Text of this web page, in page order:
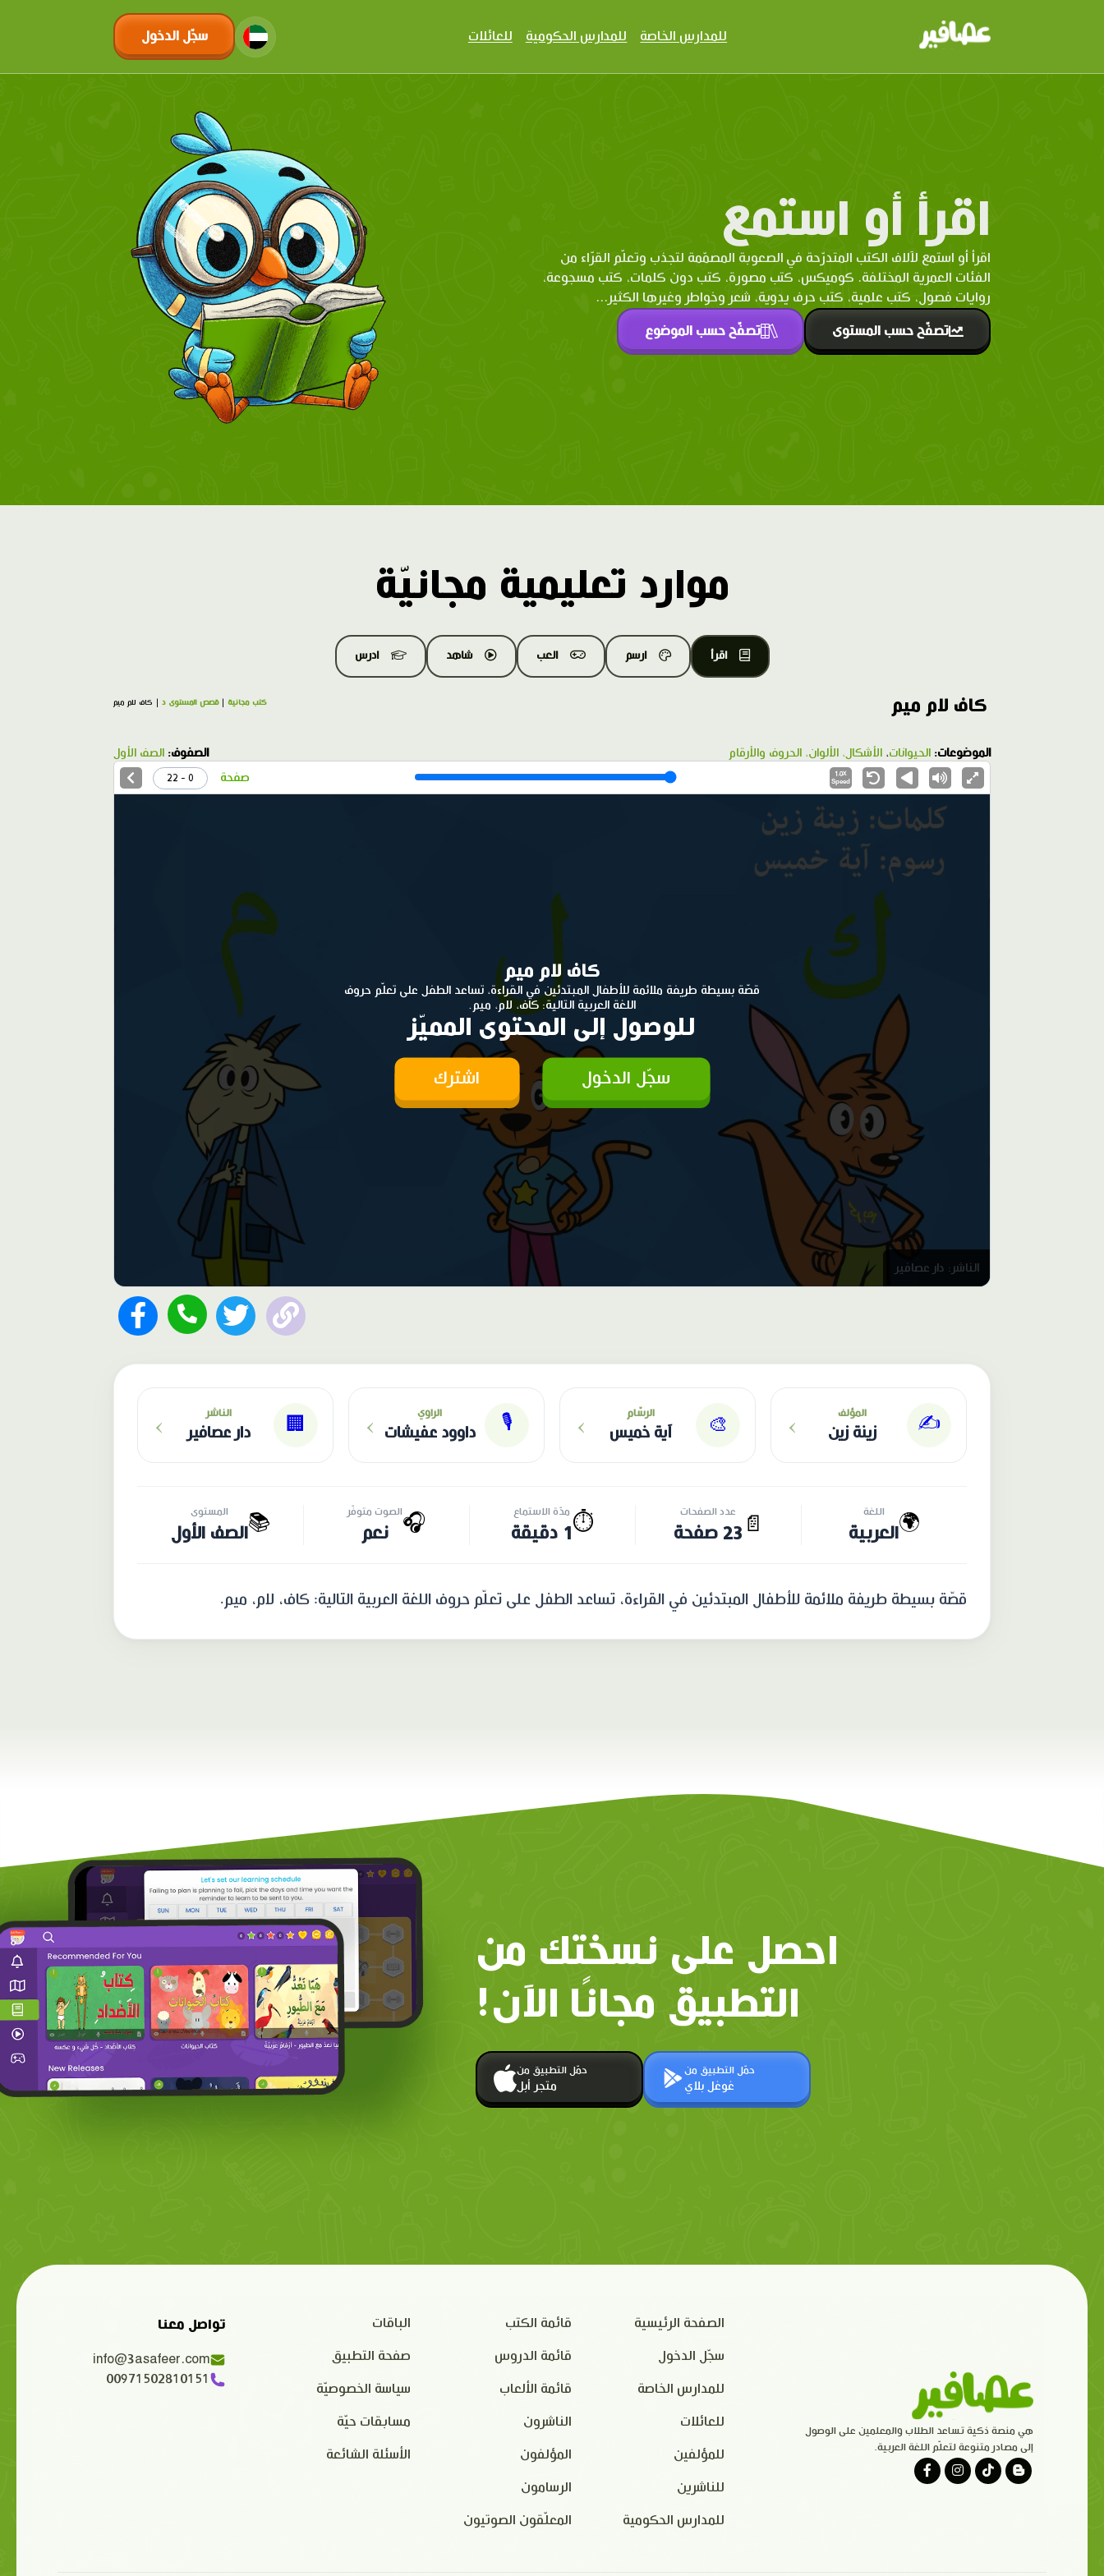
للمدارس الخاصة للمدارس الحكومية للعائلات سجّل الدخول
اقرأ أو استمع
اقرأ أو استمع لآلاف الكتب المتدرّحة في الصعوبة المصمّمة لتجذب وتعلّم القرّاء من
الفئات العمرية المختلفة. كوميكس، كتب مصورة، كتب دون كلمات، كتب مسجوعة،
روايات فصول، كتب علمية، كتب حرف يدوية، شعر وخواطر وغيرها الكثير...
تصفّح حسب المستوى تصفّح حسب الموضوع
موارد تعليمية مجانيّة
اقرأ ارسم العب شاهد ادرس
كاف لام ميم كتب مجانية |قصص المستوى د | كاف لام ميم
الموضوعات: الحيوانات، الأشكال، الألوان، الحروف والأرقام الصفوف: الصف الأول
1.0X
Speed
صفحة 0 - 22
كاف لام ميم
قصّة بسيطة طريفة ملائمة للأطفال المبتدئين في القراءة، تساعد الطفل على تعلّم حروف
اللغة العربية التالية: كاف، لام، ميم.
للوصول إلى المحتوى المميّز
سجّل الدخول اشترك
الناشر: دار عصافير
✍️ المؤلف
زينة زين ›
🎨
الرسّام
آية خميس ›
🎙 الراوي
داوود عفيشات ›
🏢
الناشر
دار عصافير ›
🌍 اللغة
العربية 📄
عدد الصفحات
23 صفحة ⏱️ مدّة الاستماع
1 دقيقة 🎧الصوت متوفّر
نعم 📚 المستوى
الصف الأول
قصّة بسيطة طريفة ملائمة للأطفال المبتدئين في القراءة، تساعد الطفل على تعلّم حروف اللغة العربية التالية: كاف، لام، ميم.
احصل على نسختك من
التطبيق مجانًا الآن!
حمّل التطبيق من
متجر أبل
حمّل التطبيق من
غوغل بلاي
هي منصة ذكية تساعد الطلاب والمعلمين على الوصول
إلى مصادر متنوعة لتعلّم اللغة العربية.
الصفحة الرئيسية
سجّل الدخول
للمدارس الخاصة
للعائلات
للمؤلفين
للناشرين
للمدارس الحكومية
قائمة الكتب
قائمة الدروس
قائمة الألعاب
الناشرون
المؤلفون
الرسامون
المعلّقون الصوتيون
الباقات
صفحة التطبيق
سياسة الخصوصيّة
مسابقات حيّة
الأسئلة الشائعة
تواصل معنا
info@3asafeer.com
00971502810151